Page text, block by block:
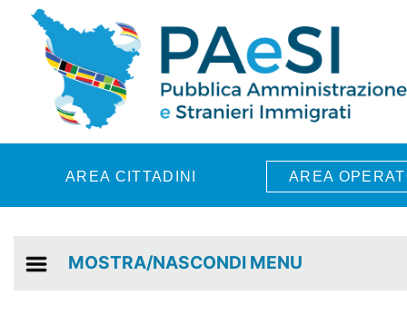
Skip to main content
AREA CITTADINI AREA
MOSTRA/NASCONDI MENU